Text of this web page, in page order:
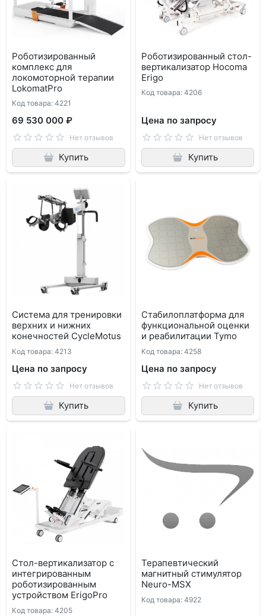
Роботизированный
комплекс для
локомоторной терапии
LokomatPro
Код товара: 4221
69 530 000 ₽
Нет отзывов
Купить
Роботизированный стол-
вертикализатор Hocoma
Erigo
Код товара: 4206
Цена по запросу
Нет отзывов
Купить
Система для тренировки
верхних и нижних
конечностей CycleMotus
Код товара: 4213
Цена по запросу
Нет отзывов
Купить
Стабилоплатформа для
функциональной оценки
и реабилитации Tymo
Код товара: 4258
Цена по запросу
Нет отзывов
Купить
Стол-вертикализатор с
интегрированным
роботизированным
устройством ErigoPro
Код товара: 4205
Терапевтический
магнитный стимулятор
Neuro-МSX
Код товара: 4922